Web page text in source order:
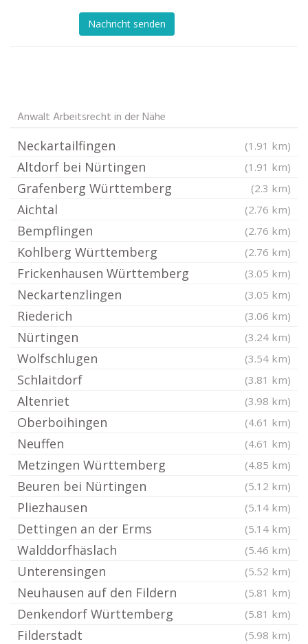
Nachricht senden
Anwalt Arbeitsrecht in der Nähe
Neckartailfingen (1.91 km)
Altdorf bei Nürtingen (1.91 km)
Grafenberg Württemberg (2.3 km)
Aichtal (2.76 km)
Bempflingen (2.76 km)
Kohlberg Württemberg (2.76 km)
Frickenhausen Württemberg (3.05 km)
Neckartenzlingen (3.05 km)
Riederich (3.06 km)
Nürtingen (3.24 km)
Wolfschlugen (3.54 km)
Schlaitdorf (3.81 km)
Altenriet (3.98 km)
Oberboihingen (4.61 km)
Neuffen (4.61 km)
Metzingen Württemberg (4.85 km)
Beuren bei Nürtingen (5.12 km)
Pliezhausen (5.14 km)
Dettingen an der Erms (5.14 km)
Walddorfhäslach (5.46 km)
Unterensingen (5.52 km)
Neuhausen auf den Fildern (5.81 km)
Denkendorf Württemberg (5.81 km)
Filderstadt (5.98 km)